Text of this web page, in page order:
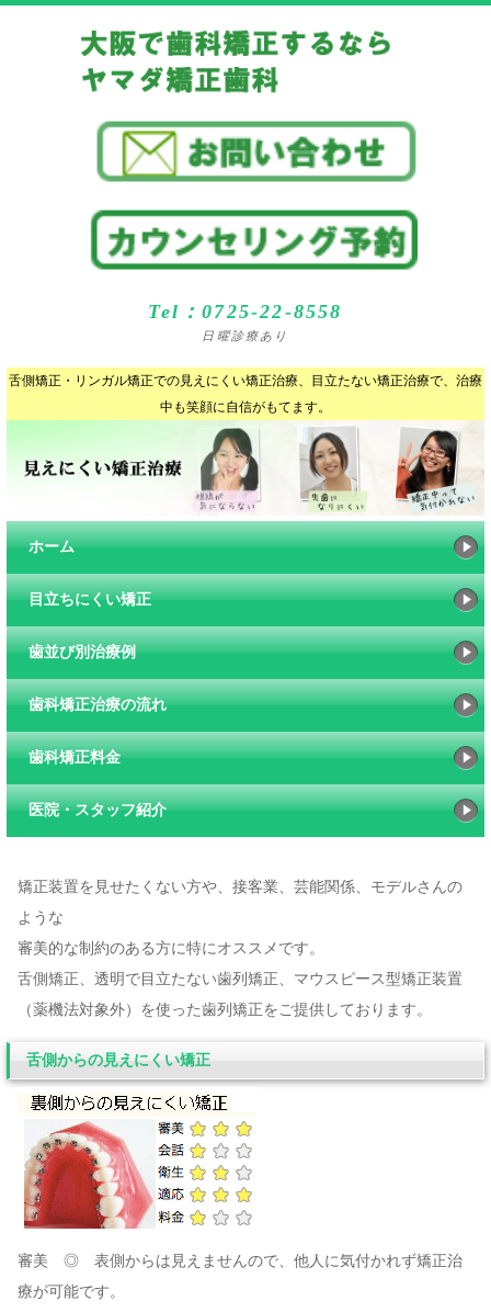
Tel：0725-22-8558
日曜診療あり
舌側矯正・リンガル矯正での見えにくい矯正治療、目立たない矯正治療で、治療
中も笑顔に自信がもてます。
ホーム
目立ちにくい矯正
歯並び別治療例
歯科矯正治療の流れ
歯科矯正料金
医院・スタッフ紹介
矯正装置を見せたくない方や、接客業、芸能関係、モデルさんの
ような
審美的な制約のある方に特にオススメです。
舌側矯正、透明で目立たない歯列矯正、マウスピース型矯正装置
（薬機法対象外）を使った歯列矯正をご提供しております。
舌側からの見えにくい矯正
審美 ◎ 表側からは見えませんので、他人に気付かれず矯正治
療が可能です。